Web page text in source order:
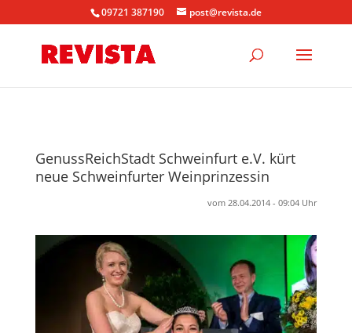
09721 387190 post@revista.de
GenussReichStadt Schweinfurt e.V. kürt
neue Schweinfurter Weinprinzessin
vom 28.04.2014 - 09:04 Uhr